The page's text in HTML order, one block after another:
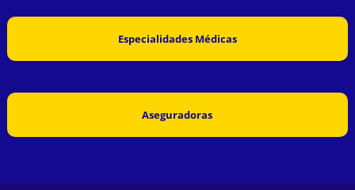
Especialidades Médicas
Aseguradoras